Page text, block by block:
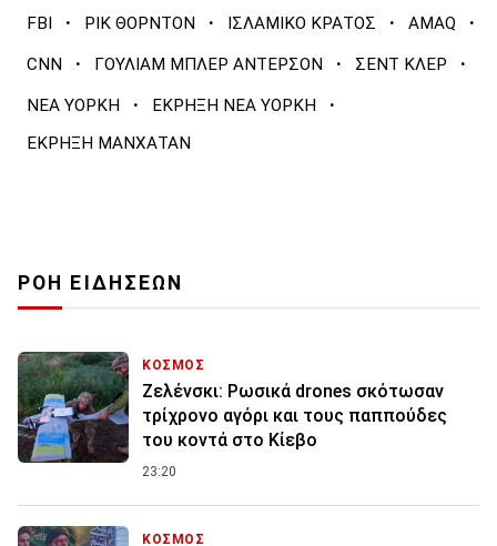
FBI · ΡΙΚ ΘΟΡΝΤΟΝ · ΙΣΛΑΜΙΚΟ ΚΡΑΤΟΣ · AMAQ ·
CNN · ΓΟΥΛΙΑΜ ΜΠΛΕΡ ΑΝΤΕΡΣΟΝ · ΣΕΝΤ ΚΛΕΡ ·
ΝΕΑ ΥΟΡΚΗ · ΕΚΡΗΞΗ ΝΕΑ ΥΟΡΚΗ ·
ΕΚΡΗΞΗ ΜΑΝΧΑΤΑΝ
ΡΟΗ ΕΙΔΗΣΕΩΝ
ΚΟΣΜΟΣ
Ζελένσκι: Ρωσικά drones σκότωσαν
τρίχρονο αγόρι και τους παππούδες
του κοντά στο Κίεβο
23:20
ΚΟΣΜΟΣ